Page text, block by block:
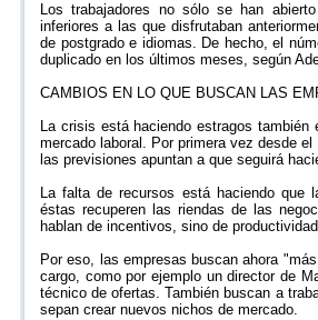
Los trabajadores no sólo se han
inferiores a las que disfrutaban
de postgrado e idiomas. De hecho, el
duplicado en los últimos meses, según
CAMBIOS EN LO QUE BUSCAN LAS
La crisis está haciendo estragos
mercado laboral. Por primera vez desde
las previsiones apuntan a que seguirá
La falta de recursos está haciendo que
éstas recuperen las riendas de las
hablan de incentivos, sino de
Por eso, las empresas buscan ahora
cargo, como por ejemplo un director de
técnico de ofertas. También buscan a
sepan crear nuevos nichos de mercado.